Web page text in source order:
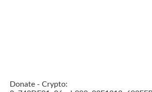
Donate - Crypto: